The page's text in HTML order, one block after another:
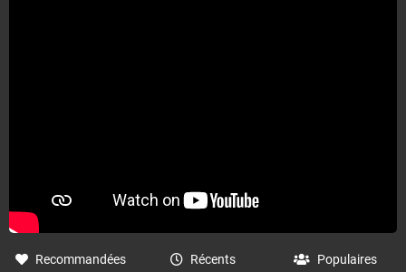
Recommandées Récents Populaires